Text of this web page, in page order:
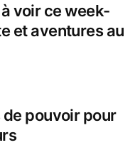
voir ce week-
et aventures au
de pouvoir pour